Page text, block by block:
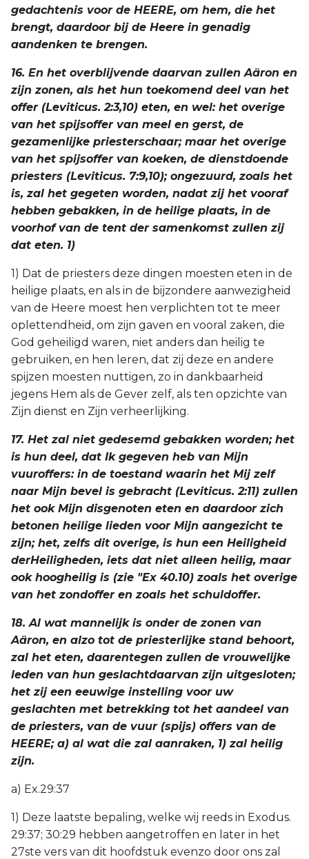
gedachtenis voor de HEERE, om hem, die het
brengt, daardoor bij de Heere in genadig
aandenken te brengen.
16. En het overblijvende daarvan zullen Aäron en
zijn zonen, als het hun toekomend deel van het
offer (Leviticus. 2:3,10) eten, en wel: het overige
van het spijsoffer van meel en gerst, de
gezamenlijke priesterschaar; maar het overige
van het spijsoffer van koeken, de dienstdoende
priesters (Leviticus. 7:9,10); ongezuurd, zoals het
is, zal het gegeten worden, nadat zij het vooraf
hebben gebakken, in de heilige plaats, in de
voorhof van de tent der samenkomst zullen zij
dat eten. 1)
1) Dat de priesters deze dingen moesten eten in de
heilige plaats, en als in de bijzondere aanwezigheid
van de Heere moest hen verplichten tot te meer
oplettendheid, om zijn gaven en vooral zaken, die
God geheiligd waren, niet anders dan heilig te
gebruiken, en hen leren, dat zij deze en andere
spijzen moesten nuttigen, zo in dankbaarheid
jegens Hem als de Gever zelf, als ten opzichte van
Zijn dienst en Zijn verheerlijking.
17. Het zal niet gedesemd gebakken worden; het
is hun deel, dat Ik gegeven heb van Mijn
vuuroffers: in de toestand waarin het Mij zelf
naar Mijn bevel is gebracht (Leviticus. 2:11) zullen
het ook Mijn disgenoten eten en daardoor zich
betonen heilige lieden voor Mijn aangezicht te
zijn; het, zelfs dit overige, is hun een Heiligheid
derHeiligheden, iets dat niet alleen heilig, maar
ook hoogheilig is (zie "Ex 40.10) zoals het overige
van het zondoffer en zoals het schuldoffer.
18. Al wat mannelijk is onder de zonen van
Aäron, en alzo tot de priesterlijke stand behoort,
zal het eten, daarentegen zullen de vrouwelijke
leden van hun geslachtdaarvan zijn uitgesloten;
het zij een eeuwige instelling voor uw
geslachten met betrekking tot het aandeel van
de priesters, van de vuur (spijs) offers van de
HEERE; a) al wat die zal aanraken, 1) zal heilig
zijn.
a) Ex.29:37
1) Deze laatste bepaling, welke wij reeds in Exodus.
29:37; 30:29 hebben aangetroffen en later in het
27ste vers van dit hoofdstuk evenzo door ons zal